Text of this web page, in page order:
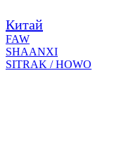
Китай
FAW
SHAANXI
SITRAK / HOWO